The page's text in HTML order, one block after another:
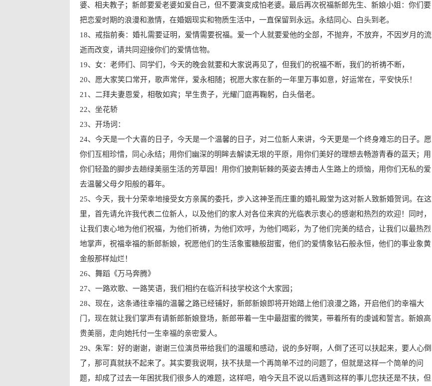
婆、相夫教子；新郎要爱老婆如爱自己，但不要演变成怕老婆。最后再次祝福新郎先生、新娘小姐：你们要
把恋爱时期的浪漫和激情，在婚姻现实和物质生活中，一直保留到永远。永结同心、白头到老。
18、戒指前奏：婚礼需要证明，爱情需要祝福。爱一个人就要爱他的全部，不抛弃，不放弃，不因岁月的流
逝而改变，请共同迎接你们的爱情信物。
19、女：老师们、同学们，今天的晚会就要和大家说再见了，但我们的祝福不断，我们的祈祷不断，
20、愿大家笑口常开，歌声常伴，爱永相随；祝愿大家在新的一年里万事如意，好运常在，平安快乐！
21、二拜夫妻恩爱，相敬如宾；早生贵子，光耀门庭再鞠躬，白头偕老。
22、坐花轿
23、开场词：
24、今天是一个大喜的日子，今天是一个温馨的日子，对二位新人来讲，今天更是一个终身难忘的日子。愿
你们互相珍惜，同心永结；用你们幽深的明眸去解读无垠的平原，用你们美好的理想去畅游青春的蓝天；用
你们轻盈的脚步去趟绿美丽生活的芳草园！用你们披荆斩棘的英姿去搏击人生路上的烦恼，用你们无私的爱
去温馨父母夕阳般的暮年。
25、今天，我十分荣幸地接受女方亲属的委托，步入这神圣而庄重的婚礼殿堂为这对新人致新婚贺词。在这
里，首先请允许我代表二位新人，以及他们的家人对各位来宾的光临表示衷心的感谢和热烈的欢迎！同时，
让我们衷心地为他们祝福，为他们祈祷，为他们欢呼，为他们喝彩，为了他们完美的结合，让我们以最热烈
地掌声，祝福幸福的新郎新娘，祝愿他们的生活象蜜糖般甜蜜，他们的爱情象钻石般永恒，他们的事业象黄
金般那样灿烂！
26、舞蹈《万马奔腾》
27、一路欢歌、一路笑语，我们相约在临沂科技学校这个大家园；
28、现在，这条通往幸福的温馨之路已经铺好，新郎新娘即将开始踏上他们浪漫之路，开启他们的幸福大
门，现在就让我们掌声有请新郎新娘登场，新郎带着一生中最甜蜜的微笑，带着所有的虔诚和誓言。新娘高
贵美丽，走向她托付一生幸福的亲密爱人。
29、朱军：好的谢谢，谢谢三位演员带给我们的温暖和感动，说的多好啊，人倒了还可以扶起来，要人心倒
了，那可真就扶不起来了。其实要我说啊，扶不扶是一个再简单不过的问题了，但就是这样一个简单的问
题，却成了过去一年困扰我们很多人的难题，这样吧，咱今天且不说以后遇到这样的事儿您扶还是不扶，但